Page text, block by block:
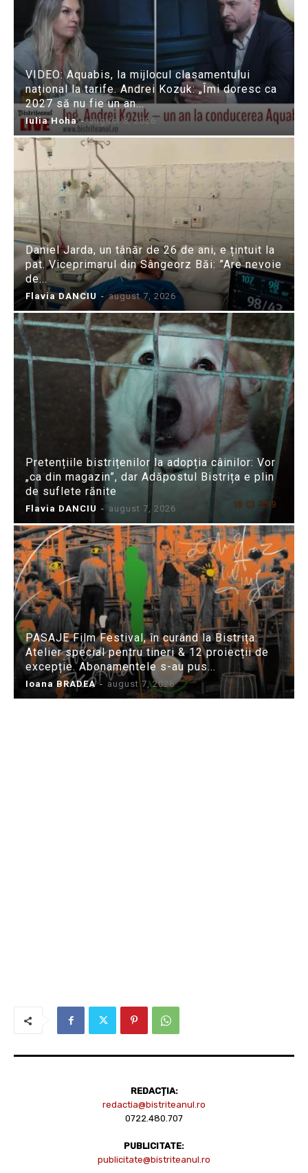
VIDEO: Aquabis, la mijlocul clasamentului
național la tarife. Andrei Kozuk: „Îmi doresc ca
2027 să nu fie un an...
Iulia Hoha - august 8, 2026
Daniel Jarda, un tânăr de 26 de ani, e țintuit la
pat. Viceprimarul din Sângeorz Băi: ”Are nevoie
de...
Flavia DANCIU - august 7, 2026
Pretențiile bistrițenilor la adopția câinilor: Vor
„ca din magazin”, dar Adăpostul Bistrița e plin
de suflete rănite
Flavia DANCIU - august 7, 2026
PASAJE Film Festival, în curând la Bistrița:
Atelier special pentru tineri & 12 proiecții de
excepție. Abonamentele s-au pus...
Ioana BRADEA - august 7, 2026
REDACȚIA:
redactia@bistriteanul.ro
0722.480.707
PUBLICITATE:
publicitate@bistriteanul.ro